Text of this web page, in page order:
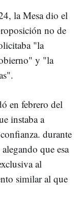
la Mesa dio el
no de
"la
y "la
en febrero del
instaba a
durante
que esa
al
similar al que